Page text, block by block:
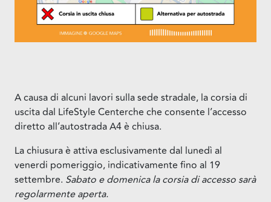
A causa di alcuni lavori sulla sede stradale, la corsia di
uscita dal LifeStyle Centerche che consente l’accesso
diretto all’autostrada A4 è chiusa.
La chiusura è attiva esclusivamente dal lunedì al
venerdi pomeriggio, indicativamente fino al 19
settembre. Sabato e domenica la corsia di accesso sarà
regolarmente aperta.